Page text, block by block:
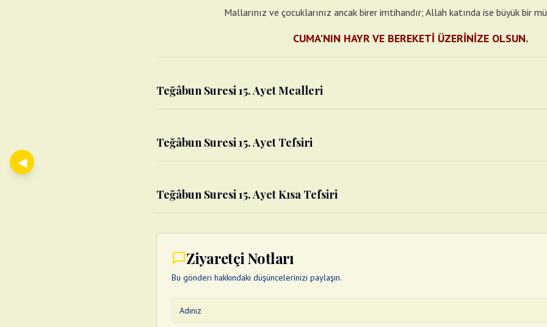
Mallarınız ve çocuklarınız ancak birer imtihandır; Allah katında ise büyük bir
CUMA'NIN HAYR VE BEREKETİ ÜZERİNİZE OLSUN.
Teğâbun Suresi 15. Ayet Mealleri
Teğâbun Suresi 15. Ayet Tefsiri
Teğâbun Suresi 15. Ayet Kısa Tefsiri
Ziyaretçi Notları
Bu gönderi hakkındaki düşüncelerinizi paylaşın.
◀